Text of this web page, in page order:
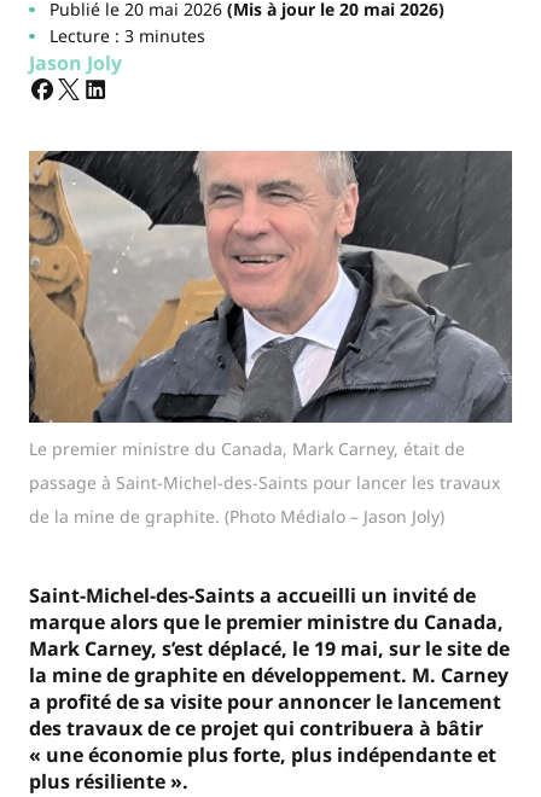
Publié le 20 mai 2026(Mis à jour le 20 mai 2026)
Lecture : 3 minutes
Jason Joly
Le premier ministre du Canada, Mark Carney, était de
passage à Saint-Michel-des-Saints pour lancer les travaux
de la mine de graphite. (Photo Médialo – Jason Joly)
Saint-Michel-des-Saints a accueilli un invité de
marque alors que le premier ministre du Canada,
Mark Carney, s’est déplacé, le 19 mai, sur le site de
la mine de graphite en développement. M. Carney
a profité de sa visite pour annoncer le lancement
des travaux de ce projet qui contribuera à bâtir
« une économie plus forte, plus indépendante et
plus résiliente ».